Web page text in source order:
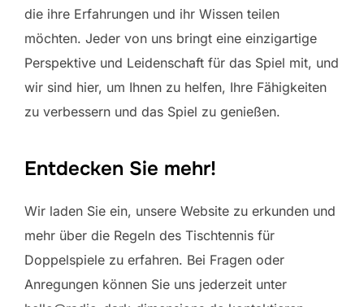
die ihre Erfahrungen und ihr Wissen teilen
möchten. Jeder von uns bringt eine einzigartige
Perspektive und Leidenschaft für das Spiel mit, und
wir sind hier, um Ihnen zu helfen, Ihre Fähigkeiten
zu verbessern und das Spiel zu genießen.
Entdecken Sie mehr!
Wir laden Sie ein, unsere Website zu erkunden und
mehr über die Regeln des Tischtennis für
Doppelspiele zu erfahren. Bei Fragen oder
Anregungen können Sie uns jederzeit unter